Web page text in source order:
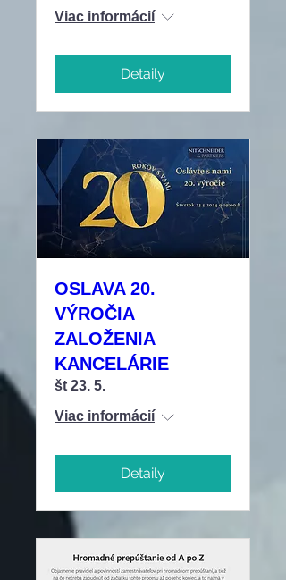
Viac informácií
Detaily
OSLAVA 20.
VÝROČIA
ZALOŽENIA
KANCELÁRIE
št 23. 5.
Viac informácií
Detaily